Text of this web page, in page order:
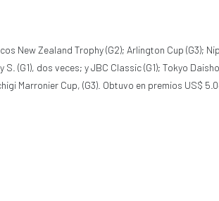
New Zealand Trophy (G2); Arlington Cup (G3);
dos veces; y JBC Classic (G1); Tokyo
Marronier Cup, (G3). Obtuvo en premios US$